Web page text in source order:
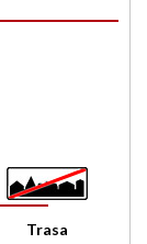
Trasa